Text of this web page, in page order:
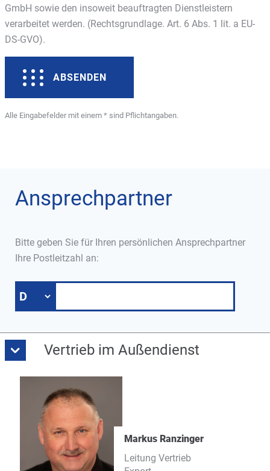
GmbH sowie den insoweit beauftragten Dienstleistern
verarbeitet werden. (Rechtsgrundlage. Art. 6 Abs. 1 lit. a EU-
DS-GVO).
ABSENDEN
Alle Eingabefelder mit einem * sind Pflichtangaben.
Ansprechpartner
Bitte geben Sie für Ihren persönlichen Ansprechpartner
Ihre Postleitzahl an:
Vertrieb im Außendienst
Markus Ranzinger
Leitung Vertrieb